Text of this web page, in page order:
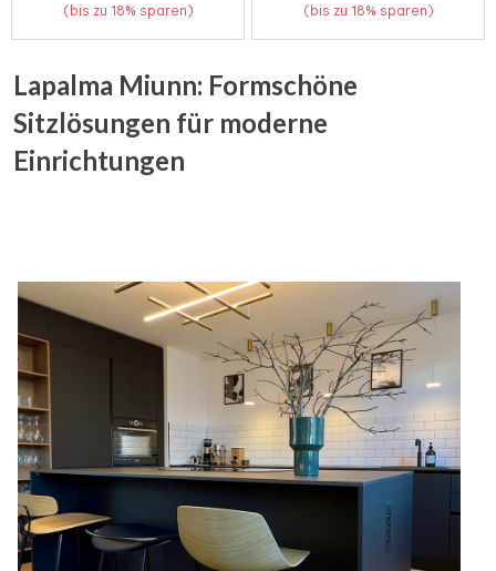
(bis zu 18% sparen) (bis zu 18% sparen)
Lapalma Miunn: Formschöne
Sitzlösungen für moderne
Einrichtungen